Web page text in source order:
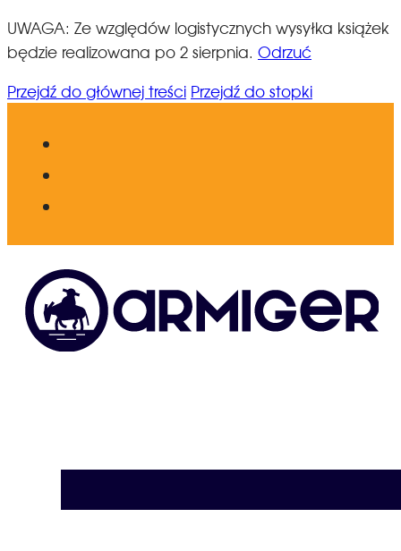
UWAGA: Ze względów logistycznych wysyłka książek
będzie realizowana po 2 sierpnia. Odrzuć
Przejdź do głównej treści Przejdź do stopki